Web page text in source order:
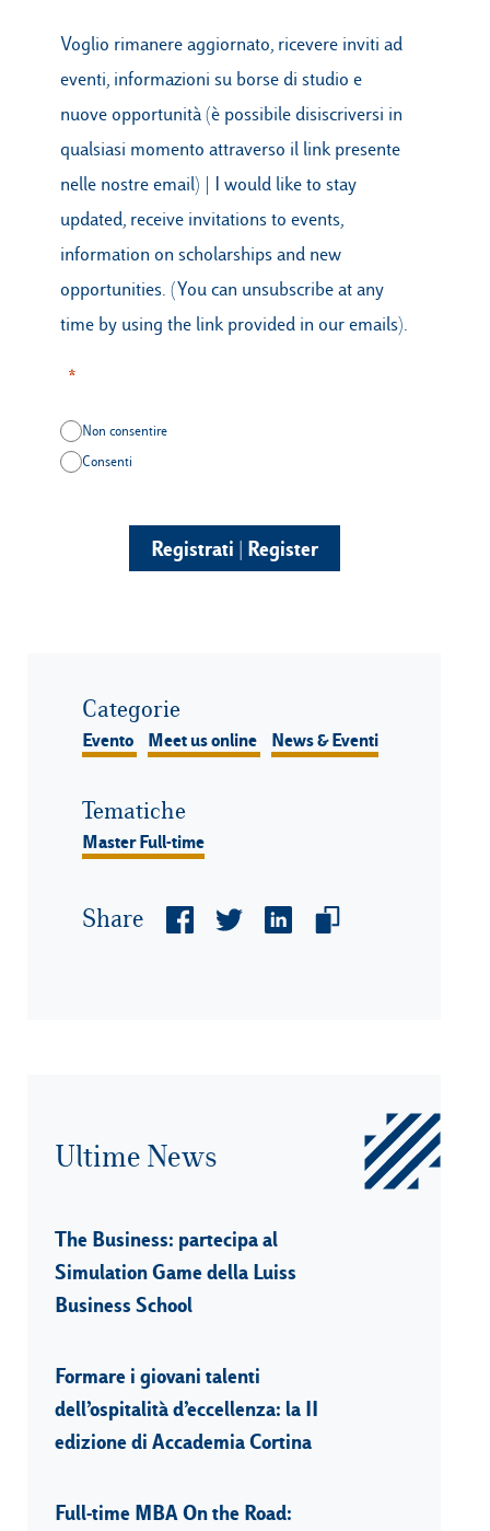
Voglio rimanere aggiornato, ricevere inviti ad
eventi, informazioni su borse di studio e
nuove opportunità (è possibile disiscriversi in
qualsiasi momento attraverso il link presente
nelle nostre email) | I would like to stay
updated, receive invitations to events,
information on scholarships and new
opportunities. (You can unsubscribe at any
time by using the link provided in our emails).
Non consentire
Consenti
Registrati | Register
Categorie
Evento Meet us online News & Eventi
Tematiche
Master Full-time
Share
Ultime News
The Business: partecipa al
Simulation Game della Luiss
Business School
Formare i giovani talenti
dell’ospitalità d’eccellenza: la II
edizione di Accademia Cortina
Full-time MBA On the Road: